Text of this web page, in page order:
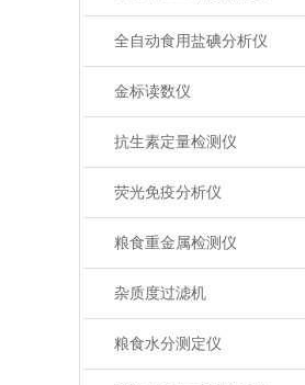
全自动食用盐碘分析仪
金标读数仪
抗生素定量检测仪
荧光免疫分析仪
粮食重金属检测仪
杂质度过滤机
粮食水分测定仪